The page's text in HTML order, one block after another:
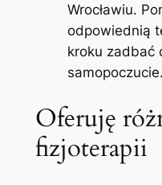
Wrocławiu.
odpowiednią
kroku zadbać
samopoczucie.
Oferuję
fizjoterapii